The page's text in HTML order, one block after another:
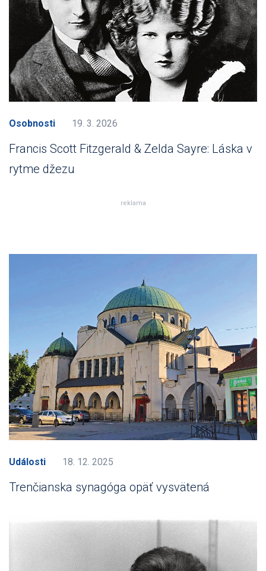
Osobnosti 19. 3. 2026
Francis Scott Fitzgerald & Zelda Sayre: Láska v
rytme džezu
reklama
Události 18. 12. 2025
Trenčianska synagóga opäť vysvätená